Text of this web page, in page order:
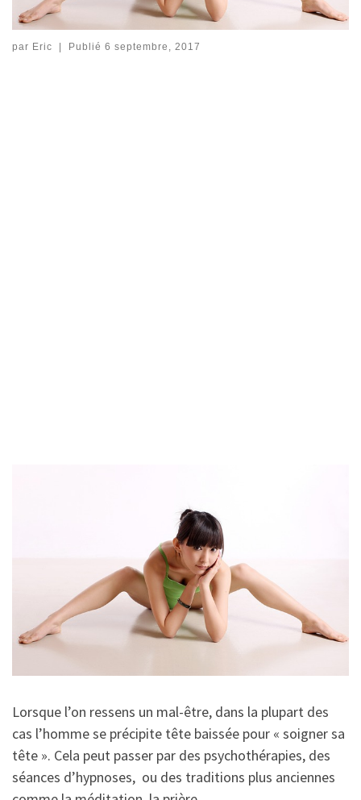
par Eric Publié 6 septembre, 2017
Lorsque l’on ressens un mal-être, dans la plupart des
cas l’homme se précipite tête baissée pour « soigner sa
tête ». Cela peut passer par des psychothérapies, des
séances d’hypnoses, ou des traditions plus anciennes